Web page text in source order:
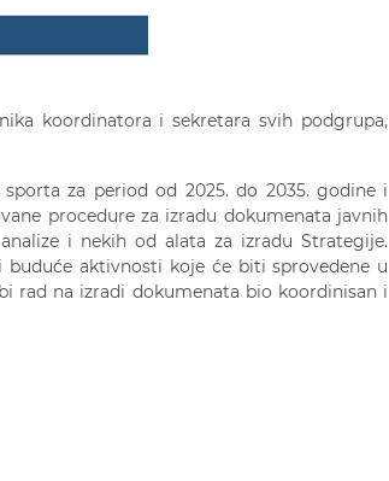
koordinatora i sekretara svih podgrupa,
za period od 2025. do 2035. godine i
procedure za izradu dokumenata javnih
i nekih od alata za izradu Strategije.
aktivnosti koje će biti sprovedene u
rad na izradi dokumenata bio koordinisan i